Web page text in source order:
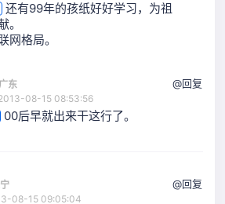
还有99年的孩纸好好学习，为祖
。
网格局。
广东
08-15 08:53:56
00后早就出来干这行了。
@回复
08-15 09:05:04
@回复